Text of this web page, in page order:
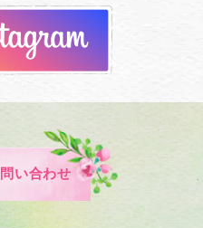
い合わせ